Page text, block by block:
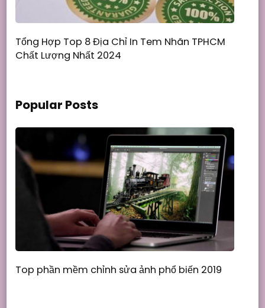
Tổng Hợp Top 8 Địa Chỉ In Tem Nhãn TPHCM
Chất Lượng Nhất 2024
Popular Posts
Top phần mềm chỉnh sửa ảnh phổ biến 2019